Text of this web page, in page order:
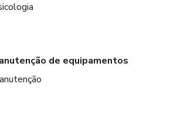
de equipamentos